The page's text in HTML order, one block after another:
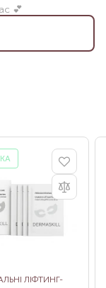
💕
ЛІФТИНГ-